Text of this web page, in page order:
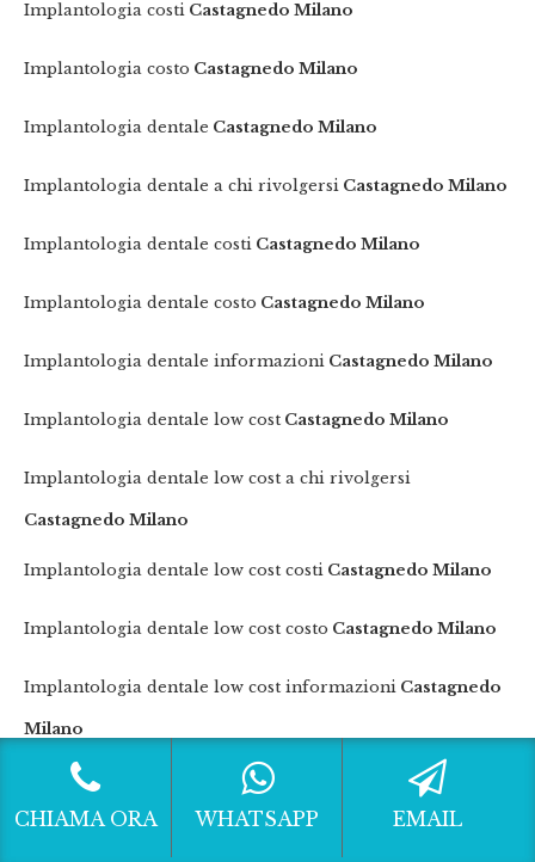
Implantologia costi Castagnedo Milano
Implantologia costo Castagnedo Milano
Implantologia dentale Castagnedo Milano
Implantologia dentale a chi rivolgersi Castagnedo Milano
Implantologia dentale costi Castagnedo Milano
Implantologia dentale costo Castagnedo Milano
Implantologia dentale informazioni Castagnedo Milano
Implantologia dentale low cost Castagnedo Milano
Implantologia dentale low cost a chi rivolgersi
Castagnedo Milano
Implantologia dentale low cost costi Castagnedo Milano
Implantologia dentale low cost costo Castagnedo Milano
Implantologia dentale low cost informazioni Castagnedo
Milano
Implantologia dentale low cost migliore Castagnedo
Milano
CHIAMA ORA WHATSAPP EMAIL